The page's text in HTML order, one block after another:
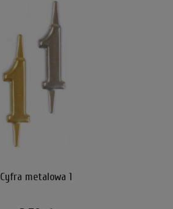
Cyfra metalowa 1